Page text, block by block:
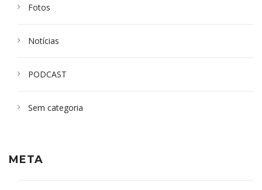
Fotos
Notícias
PODCAST
Sem categoria
META